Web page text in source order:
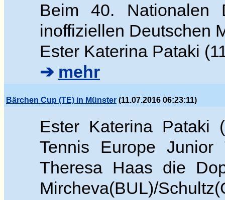
Beim 40. Nationalen
inoffiziellen Deutschen
Ester Katerina Pataki
➔ mehr
Bärchen Cup (TE) in Münster (11.07.2016 06:23:11)
Ester Katerina Pataki
Tennis Europe
Theresa Haas die
Mircheva(BUL)/